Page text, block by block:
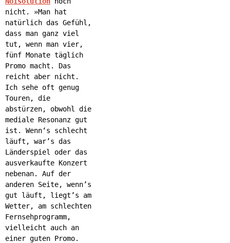
nicht. »Man hat
natürlich das Gefühl,
dass man ganz viel
tut, wenn man vier,
fünf Monate täglich
Promo macht. Das
reicht aber nicht.
Ich sehe oft genug
Touren, die
abstürzen, obwohl die
mediale Resonanz gut
ist. Wenn‘s schlecht
läuft, war’s das
Länderspiel oder das
ausverkaufte Konzert
nebenan. Auf der
anderen Seite, wenn’s
gut läuft, liegt’s am
Wetter, am schlechten
Fernsehprogramm,
vielleicht auch an
einer guten Promo.